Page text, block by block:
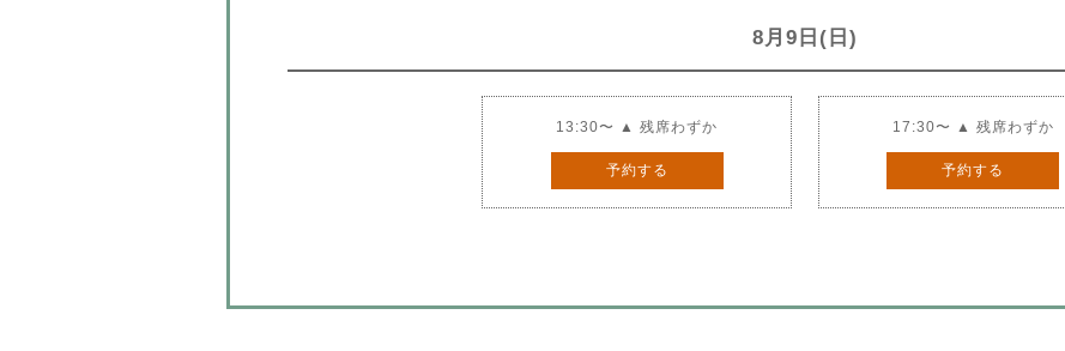
8月9日(日)
13:30〜 ▲ 残席わずか
予約する
17:30〜 ▲ 残席わずか
予約する